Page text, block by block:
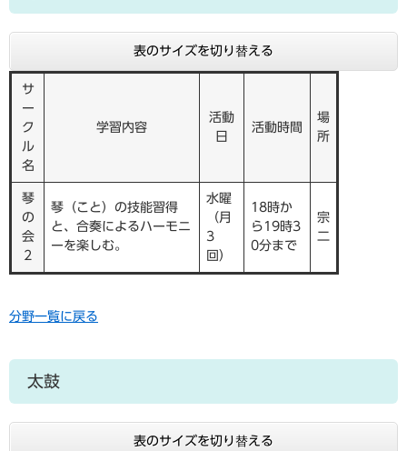
表のサイズを切り替える
サ
ー
ク
ル
名
学習内容
活動
日
活動時間
場
所
琴
の
会
2
琴（こと）の技能習得
と、合奏によるハーモニ
ーを楽しむ。
水曜
（月
3
回）
18時か
ら19時3
0分まで
宗
二
分野一覧に戻る
太鼓
表のサイズを切り替える